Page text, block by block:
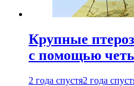
Крупные
с помощью
2 года спустя2 года